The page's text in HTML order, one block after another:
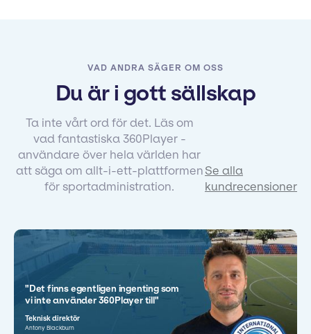
VAD ANDRA SÄGER OM OSS
Du är i gott sällskap
Ta inte vårt ord för det. Läs om
vad fantastiska 360Player -
användare över hela världen har
att säga om allt-i-ett-plattformen
för sportadministration.
Se alla
kundrecensioner
"Det finns egentligen ingenting som
vi inte använder 360Player till"
Teknisk direktör
Antony Blackburn